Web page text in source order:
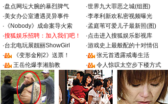
·盘点网坛大腕的暴烈脾气 ·世界九大罪恶之城(组图)
·美女办公室遭遇灵异事件 ·李孝利新欢私密视频曝光
· 《Nobody》成命案导火索 ·孟庭苇可爱儿子最新照(图)
·搜狐娱乐招聘：加入我们吧！ ·点击进入搜狐娱乐影视库
·台北电玩展靓丽ShowGirl ·游戏史上最般配的十对情侣
·
《变形金刚2》送票！ ·
张元首透露戒毒生活
·
王岳伦爆李湘胎教 · 令人惊叹太空步下楼方式